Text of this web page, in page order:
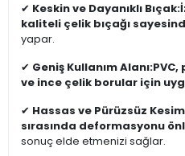
✔ Keskin ve Dayanıklı Bıçak:
kaliteli çelik bıçağı
yapar.
✔ Geniş Kullanım Alanı:
ve ince çelik borular için
✔ Hassas ve Pürüzsüz
sırasında deformasyonu
sonuç elde etmenizi sağlar.